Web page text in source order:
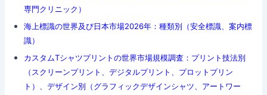
専門クリニック）
海上標識の世界及び日本市場2026年：種類別（安全標識、案内標
識）
カスタムTシャツプリントの世界市場規模調査：プリント技法別
（スクリーンプリント、デジタルプリント、プロットプリン
ト）、デザイン別（グラフィックデザインシャツ、アートワー